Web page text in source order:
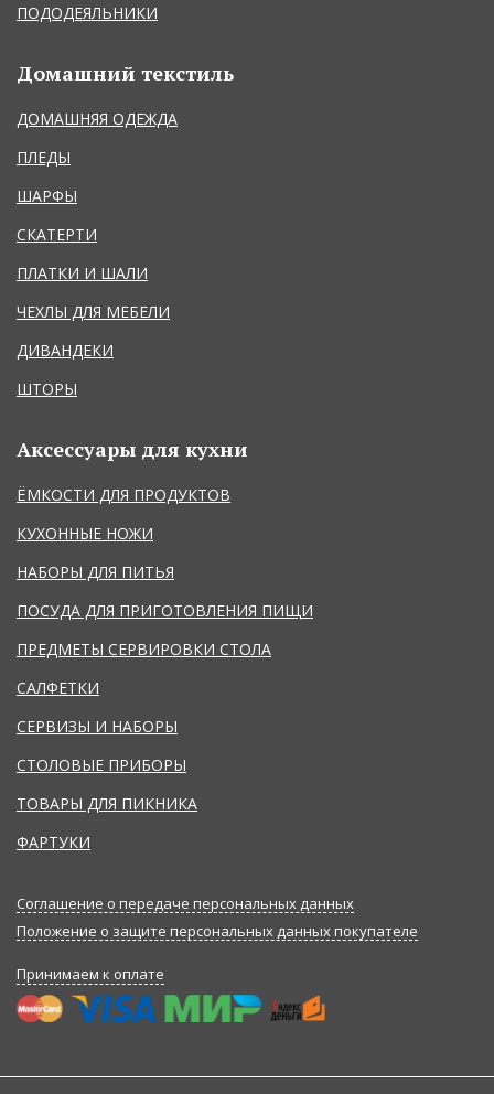
ПОДОДЕЯЛЬНИКИ
Домашний текстиль
ДОМАШНЯЯ ОДЕЖДА
ПЛЕДЫ
ШАРФЫ
СКАТЕРТИ
ПЛАТКИ И ШАЛИ
ЧЕХЛЫ ДЛЯ МЕБЕЛИ
ДИВАНДЕКИ
ШТОРЫ
Аксессуары для кухни
ЁМКОСТИ ДЛЯ ПРОДУКТОВ
КУХОННЫЕ НОЖИ
НАБОРЫ ДЛЯ ПИТЬЯ
ПОСУДА ДЛЯ ПРИГОТОВЛЕНИЯ ПИЩИ
ПРЕДМЕТЫ СЕРВИРОВКИ СТОЛА
САЛФЕТКИ
СЕРВИЗЫ И НАБОРЫ
СТОЛОВЫЕ ПРИБОРЫ
ТОВАРЫ ДЛЯ ПИКНИКА
ФАРТУКИ
Соглашение о передаче персональных данных
Положение о защите персональных данных покупателе
Принимаем к оплате